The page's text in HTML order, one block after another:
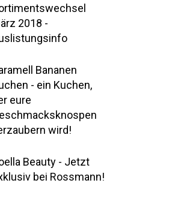
2018 -
Bananen
- ein Kuchen,
eure
wird!
Beauty - Jetzt
bei Rossmann!